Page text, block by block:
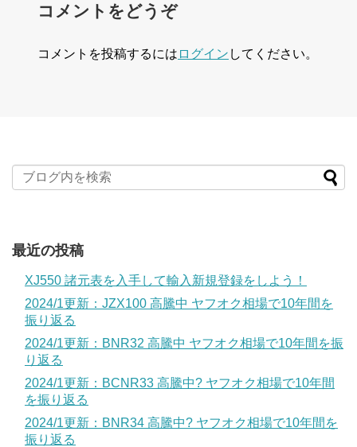
コメントをどうぞ
コメントを投稿するには ログイン してください。
最近の投稿
XJ550 諸元表を入手して輸入新規登録をしよう！
2024/1更新：JZX100 高騰中 ヤフオク相場で10年間を
振り返る
2024/1更新：BNR32 高騰中 ヤフオク相場で10年間を振
り返る
2024/1更新：BCNR33 高騰中? ヤフオク相場で10年間
を振り返る
2024/1更新：BNR34 高騰中? ヤフオク相場で10年間を
振り返る